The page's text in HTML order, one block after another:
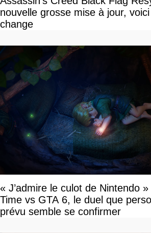
nouvelle grosse mise à jour,
change
« J’admire le culot de Nintendo
Time vs GTA 6, le duel que
prévu semble se confirmer